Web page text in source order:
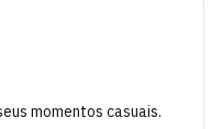
momentos casuais.